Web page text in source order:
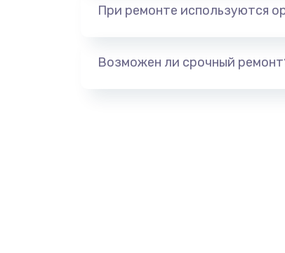
При ремонте используются
Возможен ли срочный